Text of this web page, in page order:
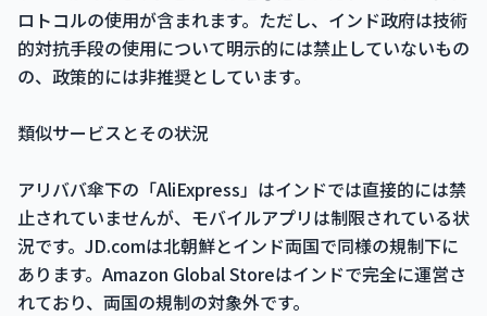
ロトコルの使用が含まれます。ただし、インド政府は技術
的対抗手段の使用について明示的には禁止していないもの
の、政策的には非推奨としています。
類似サービスとその状況
アリババ傘下の「AliExpress」はインドでは直接的には禁
止されていませんが、モバイルアプリは制限されている状
況です。JD.comは北朝鮮とインド両国で同様の規制下に
あります。Amazon Global Storeはインドで完全に運営さ
れており、両国の規制の対象外です。